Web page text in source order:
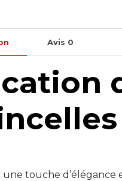
Avis 0
touche d’élégance